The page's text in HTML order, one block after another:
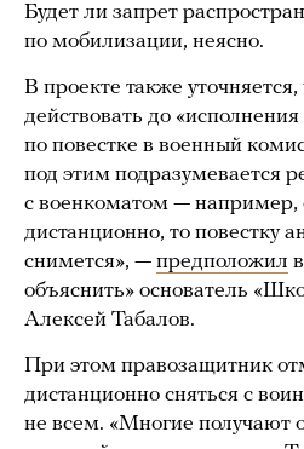
Будет ли запрет
по мобилизации, неясно.
В проекте также
действовать до
по повестке в военный
под этим подразумевается
с военкоматом — например,
дистанционно, то повестку
снимется», — предположил
объяснить» основатель
Алексей Табалов.
При этом правозащитник
дистанционно сняться с
не всем. «Многие получают